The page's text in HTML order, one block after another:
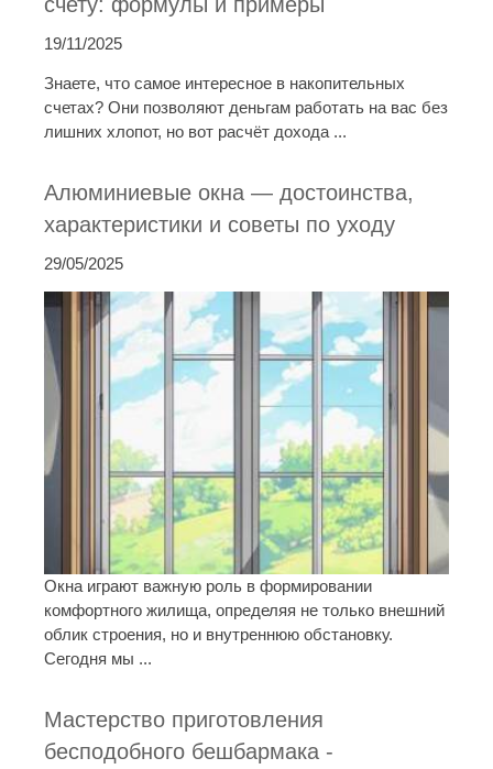
счету: формулы и примеры
19/11/2025
Знаете, что самое интересное в накопительных
счетах? Они позволяют деньгам работать на вас без
лишних хлопот, но вот расчёт дохода ...
Алюминиевые окна — достоинства,
характеристики и советы по уходу
29/05/2025
Окна играют важную роль в формировании
комфортного жилища, определяя не только внешний
облик строения, но и внутреннюю обстановку.
Сегодня мы ...
Мастерство приготовления
бесподобного бешбармака -